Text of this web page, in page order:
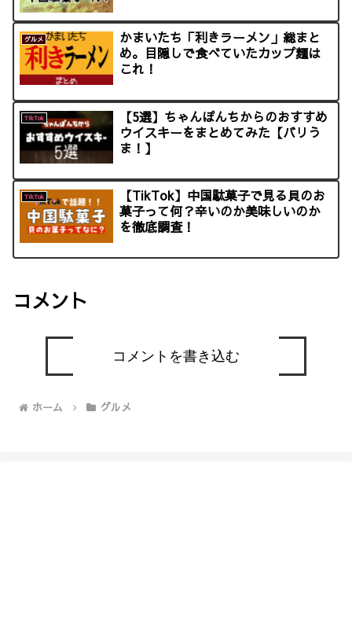
グルメ
かまいたち「利きラーメン」総まと
め。目隠しで食べていたカップ麺は
これ！
TikTok
【5選】ちゃんぽんちからのおすすめ
ウイスキーをまとめてみた【バリう
ま！】
TikTok
【TikTok】中国駄菓子で見る貝のお
菓子って何？辛いのか美味しいのか
を徹底調査！
コメント
コメントを書き込む
ホーム グルメ